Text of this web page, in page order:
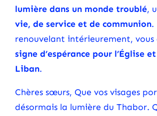
lumière dans un monde troublé,
vie, de service et de communion.
renouvelant intérieurement, vous
signe d’espérance pour l’Église
Liban.
Chères sœurs, Que vos visages
désormais la lumière du Thabor.